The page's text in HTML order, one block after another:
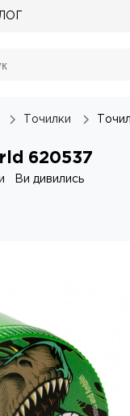
Точилки
620537
Ви дивились